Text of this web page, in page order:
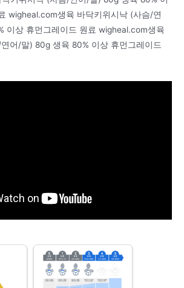
wigheal.com생육 바닥키위시낙 (사슴/연
이상 휴먼그레이드 원료 wigheal.com생육
어/말) 80g 생육 80% 이상 휴먼그레이드